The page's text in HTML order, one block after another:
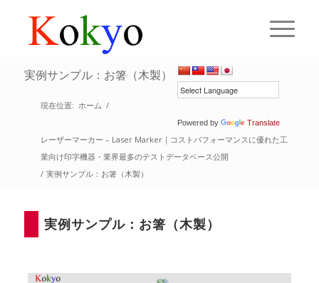
実例サンプル：お箸（木製）
Powered by Translate
現在位置: ホーム /
レーザーマーカー – Laser Marker｜コストパフォーマンスに優れた工
業向け印字機器・業界最多のテストデータベース公開
/ 実例サンプル：お箸（木製）
実例サンプル：お箸（木製）